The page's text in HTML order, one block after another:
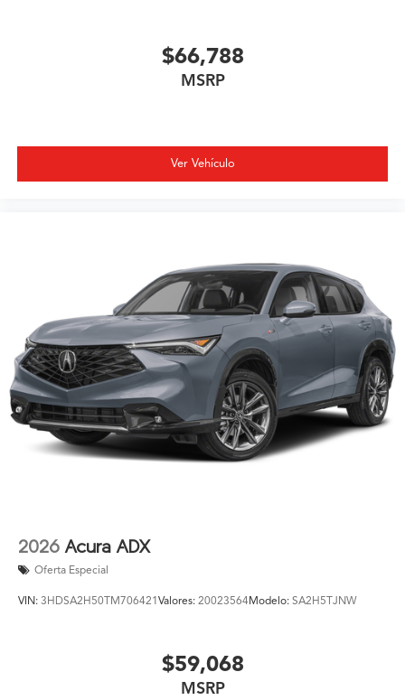
$66,788
MSRP
Ver Vehículo
2026 Acura ADX
Oferta Especial
VIN: 3HDSA2H50TM706421Valores: 20023564Modelo: SA2H5TJNW
$59,068
MSRP